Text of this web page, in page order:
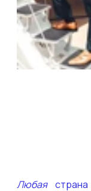
Любая страна